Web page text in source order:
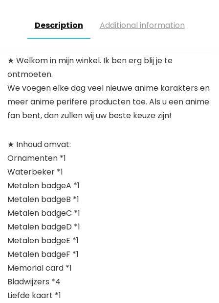
Leren
…
Description Additional information
★ Welkom in mijn winkel. Ik ben erg blij je te
ontmoeten.
We voegen elke dag veel nieuwe anime karakters en
meer anime perifere producten toe. Als u een anime
fan bent, dan zullen wij uw beste keuze zijn!
★ Inhoud omvat:
Ornamenten *1
Waterbeker *1
Metalen badgeA *1
Metalen badgeB *1
Metalen badgeC *1
Metalen badgeD *1
Metalen badgeE *1
Metalen badgeF *1
Memorial card *1
Bladwijzers *4
Liefde kaart *1